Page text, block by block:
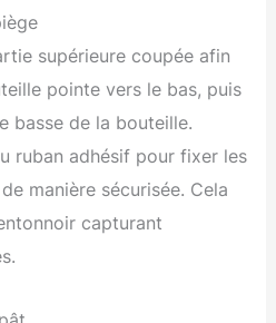
supérieure coupée afin
pointe vers le bas, puis
basse de la bouteille.
ruban adhésif pour fixer les
manière sécurisée. Cela
capturant